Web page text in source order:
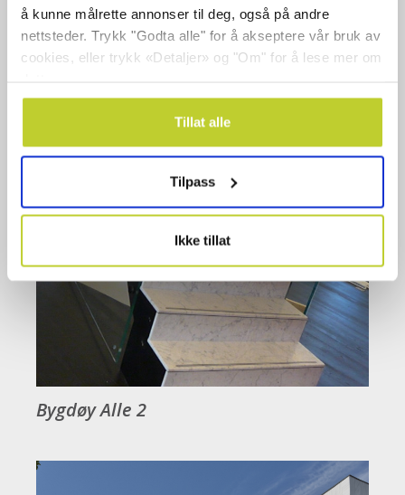
å kunne målrette annonser til deg, også på andre
nettsteder. Trykk "Godta alle" for å akseptere vår bruk av
cookies, eller trykk «Detaljer» og "Om" for å lese mer om
Tillat alle
Tilpass
Ikke tillat
Bygdøy Alle 2